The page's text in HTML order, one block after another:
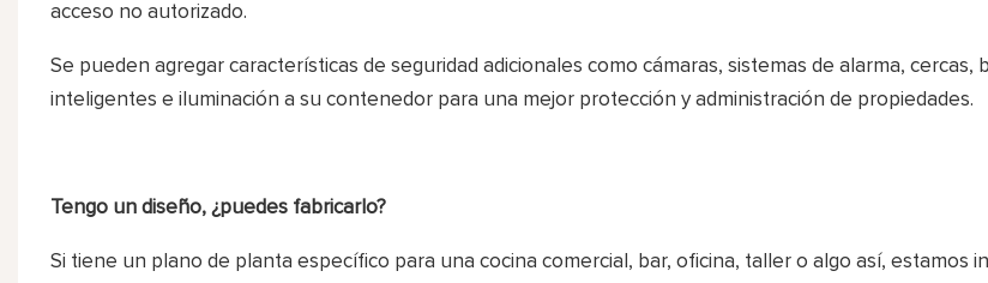
acceso no autorizado.
Se pueden agregar características de seguridad adicionales como cámaras, sistemas de alarma, cercas,
inteligentes e iluminación a su contenedor para una mejor protección y administración de propiedades.
Tengo un diseño, ¿puedes fabricarlo?
Si tiene un plano de planta específico para una cocina comercial, bar, oficina, taller o algo así, estamos